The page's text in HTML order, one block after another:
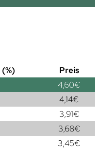
Preis
4,60€
4,14€
3,91€
3,68€
3,45€